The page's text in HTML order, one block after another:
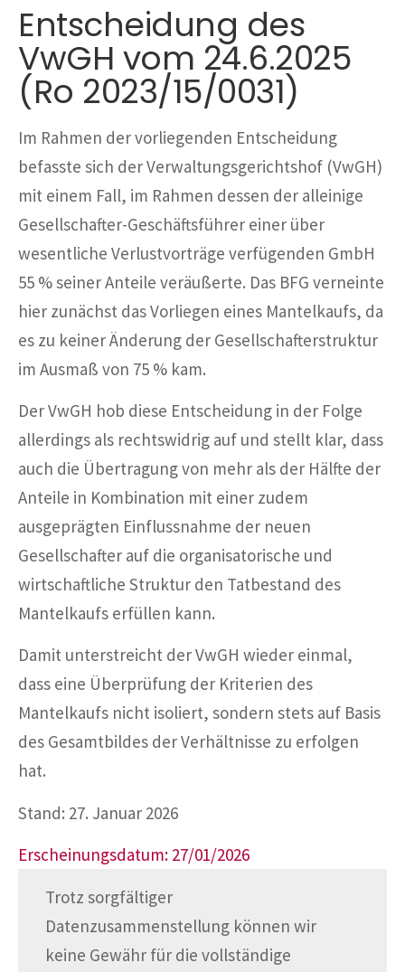
Entscheidung des
VwGH vom 24.6.2025
(Ro 2023/15/0031)
Im Rahmen der vorliegenden Entscheidung
befasste sich der Verwaltungsgerichtshof (VwGH)
mit einem Fall, im Rahmen dessen der alleinige
Gesellschafter-Geschäftsführer einer über
wesentliche Verlustvorträge verfügenden GmbH
55 % seiner Anteile veräußerte. Das BFG verneinte
hier zunächst das Vorliegen eines Mantelkaufs, da
es zu keiner Änderung der Gesellschafterstruktur
im Ausmaß von 75 % kam.
Der VwGH hob diese Entscheidung in der Folge
allerdings als rechtswidrig auf und stellt klar, dass
auch die Übertragung von mehr als der Hälfte der
Anteile in Kombination mit einer zudem
ausgeprägten Einflussnahme der neuen
Gesellschafter auf die organisatorische und
wirtschaftliche Struktur den Tatbestand des
Mantelkaufs erfüllen kann.
Damit unterstreicht der VwGH wieder einmal,
dass eine Überprüfung der Kriterien des
Mantelkaufs nicht isoliert, sondern stets auf Basis
des Gesamtbildes der Verhältnisse zu erfolgen
hat.
Stand: 27. Januar 2026
Erscheinungsdatum: 27/01/2026
Trotz sorgfältiger
Datenzusammenstellung können wir
keine Gewähr für die vollständige